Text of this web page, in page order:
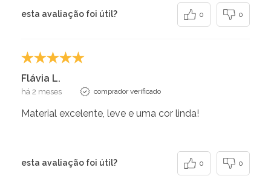
esta avaliação foi útil? 0 0
Flávia L.
há 2 meses comprador verificado
Material excelente, leve e uma cor linda!
esta avaliação foi útil? 0 0